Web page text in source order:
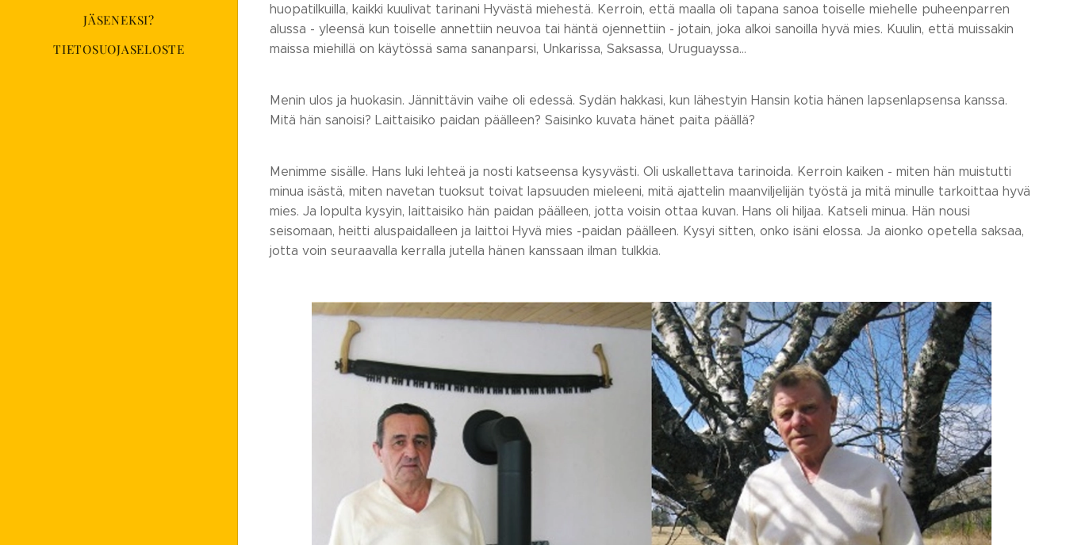
JÄSENEKSI?
TIETOSUOJASELOSTE
huopatilkuilla, kaikki kuulivat tarinani Hyvästä miehestä. Kerroin, että maalla oli tapana sanoa toiselle miehelle puheenparren
alussa - yleensä kun toiselle annettiin neuvoa tai häntä ojennettiin - jotain, joka alkoi sanoilla hyvä mies. Kuulin, että muissakin
maissa miehillä on käytössä sama sananparsi, Unkarissa, Saksassa, Uruguayssa…
Menin ulos ja huokasin. Jännittävin vaihe oli edessä. Sydän hakkasi, kun lähestyin Hansin kotia hänen lapsenlapsensa kanssa.
Mitä hän sanoisi? Laittaisiko paidan päälleen? Saisinko kuvata hänet paita päällä?
Menimme sisälle. Hans luki lehteä ja nosti katseensa kysyvästi. Oli uskallettava tarinoida. Kerroin kaiken - miten hän muistutti
minua isästä, miten navetan tuoksut toivat lapsuuden mieleeni, mitä ajattelin maanviljelijän työstä ja mitä minulle tarkoittaa hyvä
mies. Ja lopulta kysyin, laittaisiko hän paidan päälleen, jotta voisin ottaa kuvan. Hans oli hiljaa. Katseli minua. Hän nousi
seisomaan, heitti aluspaidalleen ja laittoi Hyvä mies -paidan päälleen. Kysyi sitten, onko isäni elossa. Ja aionko opetella saksaa,
jotta voin seuraavalla kerralla jutella hänen kanssaan ilman tulkkia.